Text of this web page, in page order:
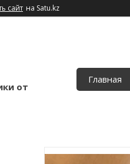
сайт на Satu.kz
от
Главная